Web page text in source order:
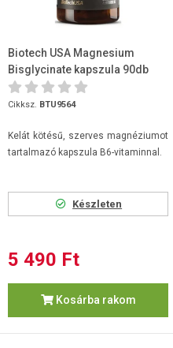
Biotech USA Magnesium
Bisglycinate kapszula 90db
Cikksz. BTU9564
Kelát kötésű, szerves magnéziumot
tartalmazó kapszula B6-vitaminnal.
Készleten
5 490 Ft
Kosárba rakom